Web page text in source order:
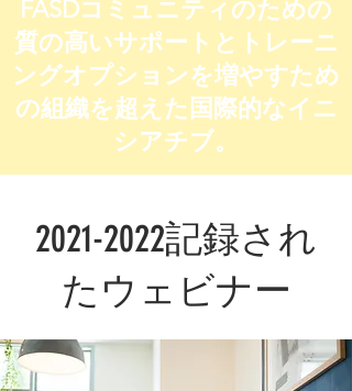
FASDコミュニティのための
質の高いサポートとトレーニ
ングオプションを増やすため
の組織を超えた国際的なイニ
シアチブ。
2021-2022記録され
たウェビナー